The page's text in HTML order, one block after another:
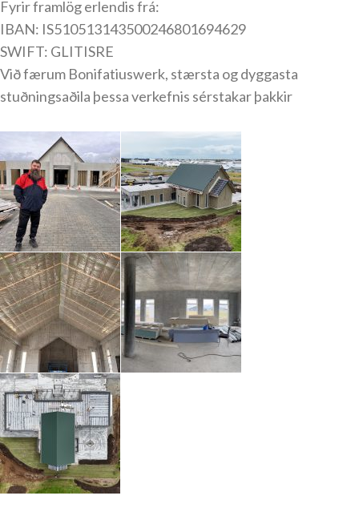
Fyrir framlög erlendis frá:
IBAN: IS510513143500246801694629
SWIFT: GLITISRE
Við færum Bonifatiuswerk, stærsta og dyggasta
stuðningsaðila þessa verkefnis sérstakar þakkir